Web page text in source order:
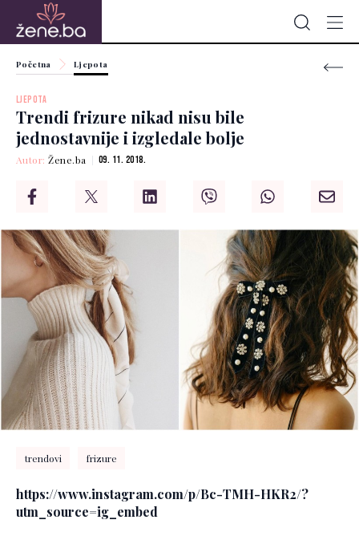
Početna Ljepota
LJEPOTA
Trendi frizure nikad nisu bile
jednostavnije i izgledale bolje
Autor:Žene.ba 09. 11. 2018.
trendovi frizure
https://www.instagram.com/p/Bc-TMH-HKR2/?
utm_source=ig_embed